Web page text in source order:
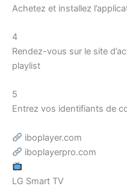
Achetez et installez
4
Rendez-vous sur le site
playlist
5
Entrez vos identifiants de
iboplayer.com
iboplayerpro.com
LG Smart TV